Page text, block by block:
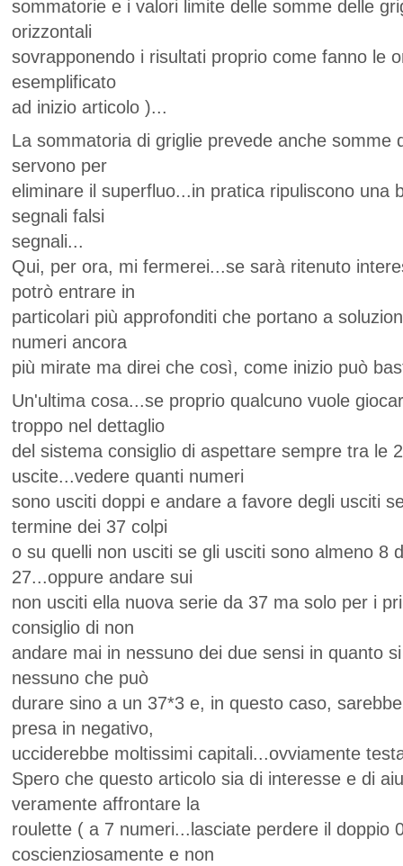
sommatorie e i valori limite delle somme delle
orizzontali
sovrapponendo i risultati proprio come fanno le
esemplificato
ad inizio articolo )...
La sommatoria di griglie prevede anche somme
servono per
eliminare il superfluo...in pratica ripuliscono una
segnali falsi
segnali...
Qui, per ora, mi fermerei...se sarà ritenuto
potrò entrare in
particolari più approfonditi che portano a
numeri ancora
più mirate ma direi che così, come inizio può
Un'ultima cosa...se proprio qualcuno vuole
troppo nel dettaglio
del sistema consiglio di aspettare sempre tra le
uscite...vedere quanti numeri
sono usciti doppi e andare a favore degli usciti
termine dei 37 colpi
o su quelli non usciti se gli usciti sono almeno 8
27...oppure andare sui
non usciti ella nuova serie da 37 ma solo per i
consiglio di non
andare mai in nessuno dei due sensi in quanto
nessuno che può
durare sino a un 37*3 e, in questo caso,
presa in negativo,
ucciderebbe moltissimi capitali...ovviamente
Spero che questo articolo sia di interesse e di
veramente affrontare la
roulette ( a 7 numeri...lasciate perdere il doppio
coscienziosamente e non